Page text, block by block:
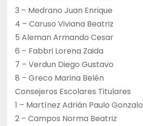
3 – Medrano Juan Enrique
4 – Caruso Viviana Beatriz
5 Aleman Armando Cesar
6 – Fabbri Lorena Zaida
7 – Verdun Diego Gustavo
8 – Greco Marina Belén
Consejeros Escolares Titulares
1 – Martínez Adrián Paulo Gonzalo
2 – Campos Norma Beatriz